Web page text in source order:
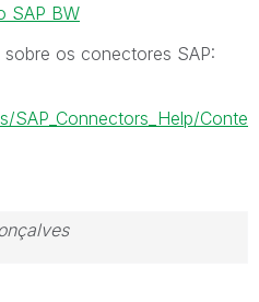
SAP BW
os conectores SAP:
SAP_Connectors_Help/Conte